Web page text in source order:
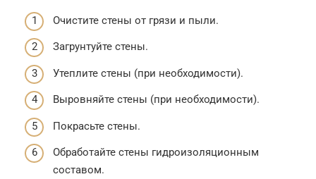
Очистите стены от грязи и пыли.
Загрунтуйте стены.
Утеплите стены (при необходимости).
Выровняйте стены (при необходимости).
Покрасьте стены.
Обработайте стены гидроизоляционным
составом.